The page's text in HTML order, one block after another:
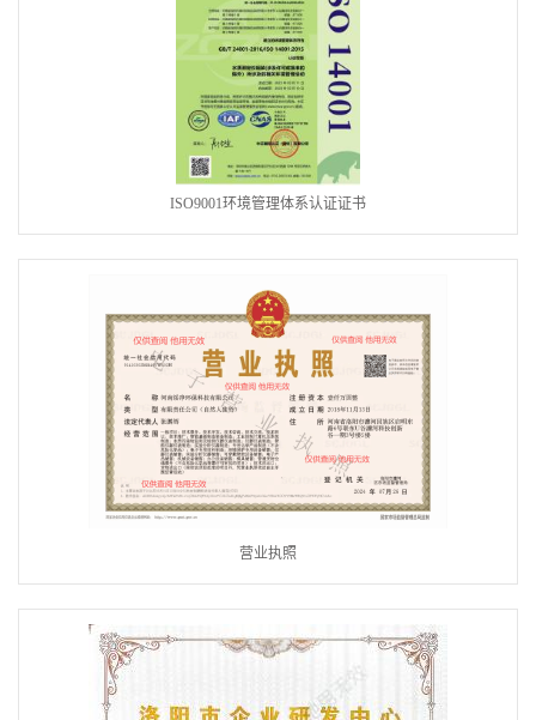
ISO9001环境管理体系认证证书
营业执照